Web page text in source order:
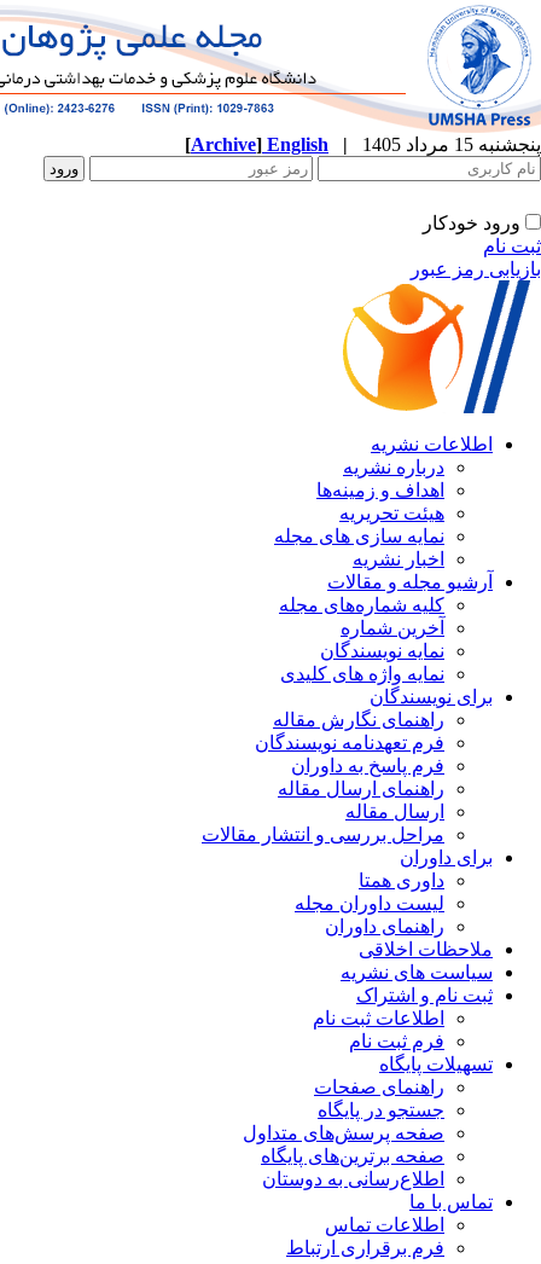
|
English
[ Archive]
های مجله
مجله
های کلیدی
نگارش مقاله
نویسندگان
به داوران
ارسال مقاله
و انتشار مقالات
مجله
متداول
پایگاه
به دوستان
ارتباط